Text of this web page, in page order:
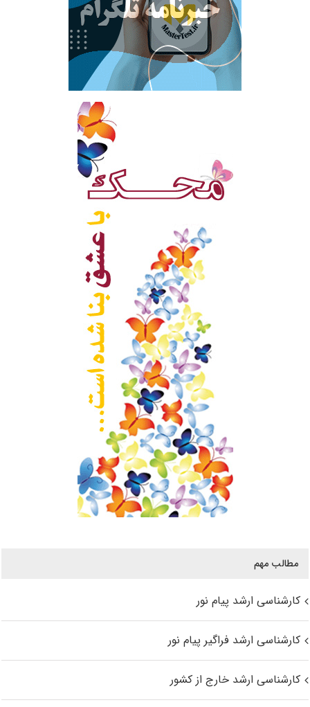
مطالب مهم
کارشناسی ارشد پیام نور
کارشناسی ارشد فراگیر پیام نور
کارشناسی ارشد خارج از کشور